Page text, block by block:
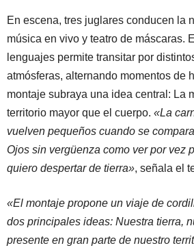
En escena, tres juglares conducen la
música en vivo y teatro de máscaras.
lenguajes permite transitar por
atmósferas, alternando momentos de
montaje subraya una idea central: La
territorio mayor que el cuerpo. «La
vuelven pequeños cuando se
Ojos sin vergüenza como ver por vez
quiero despertar de tierra», señala el
«El montaje propone un viaje de
dos principales ideas: Nuestra tierra,
presente en gran parte de nuestro